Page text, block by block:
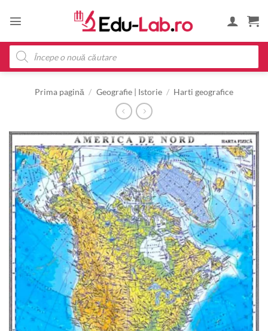
Products
search
Prima pagină / Geografie | Istorie / Harti geografice